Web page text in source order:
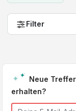
Filter
Neue
erhalten?